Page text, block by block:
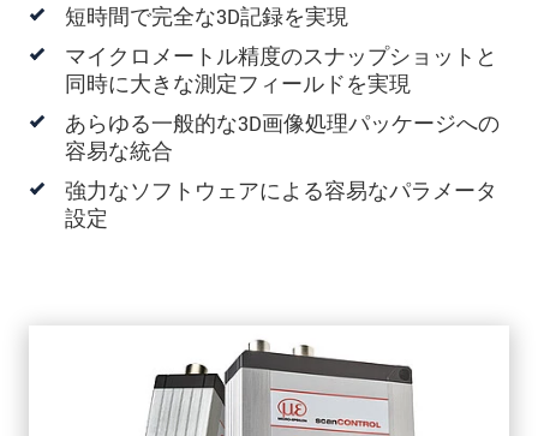
短時間で完全な3D記録を実現
マイクロメートル精度のスナップショットと
同時に大きな測定フィールドを実現
あらゆる一般的な3D画像処理パッケージへの
容易な統合
強力なソフトウェアによる容易なパラメータ
設定